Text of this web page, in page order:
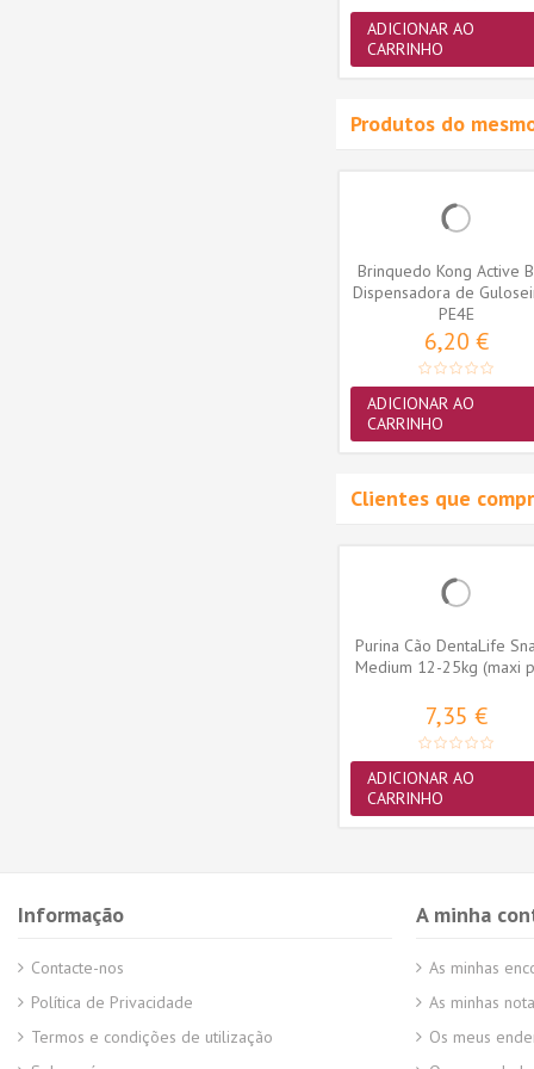
ADICIONAR AO
CARRINHO
Produtos do
Brinquedo Kong Active
Dispensadora de
(PE4E)
PE4E
6,20 €
ADICIONAR AO
CARRINHO
Clientes que
Purina Cão DentaLife
Medium 12-25kg (maxi
7,35 €
ADICIONAR AO
CARRINHO
Informação
Contacte-nos
Política de Privacidade
Termos e condições de utilização
A minha
As minhas
As minhas
Os meus